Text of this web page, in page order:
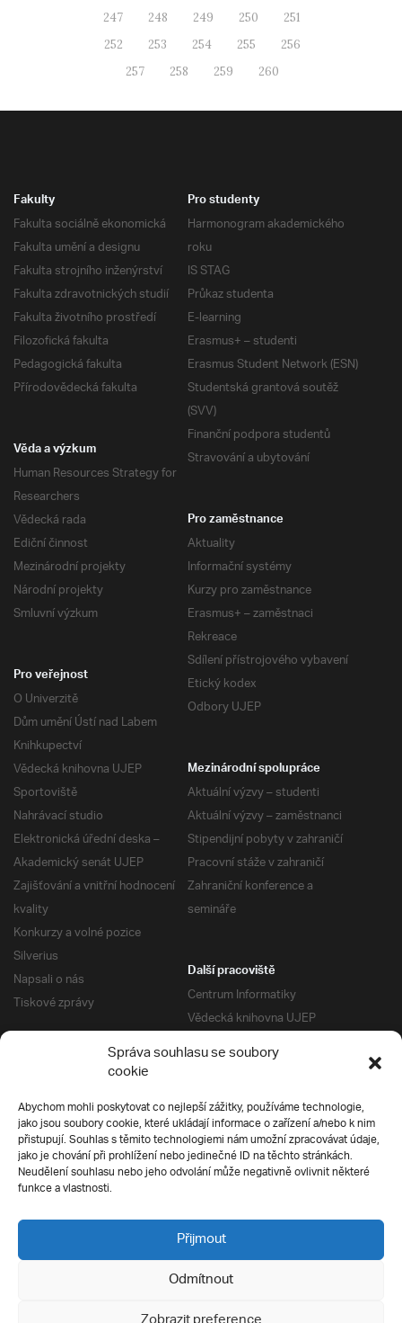
Správa souhlasu se soubory
cookie
Abychom mohli poskytovat co nejlepší zážitky, používáme technologie,
jako jsou soubory cookie, které ukládají informace o zařízení a/nebo k nim
přistupují. Souhlas s těmito technologiemi nám umožní zpracovávat údaje,
jako je chování při prohlížení nebo jedinečné ID na těchto stránkách.
Neudělení souhlasu nebo jeho odvolání může negativně ovlivnit některé
funkce a vlastnosti.
Přijmout
Odmítnout
247
248 249 250
251
252
253 254 255
256
257
258 259 260
Fakulty
Fakulta sociálně ekonomická
Fakulta umění a designu
Fakulta strojního inženýrství
Fakulta zdravotnických studií
Fakulta životního prostředí
Filozofická fakulta
Pedagogická fakulta
Přírodovědecká fakulta
Pro studenty
Harmonogram akademického
roku
IS STAG
Průkaz studenta
E-learning
Erasmus+ – studenti
Erasmus Student Network (ESN)
Studentská grantová soutěž
(SVV)
Finanční podpora studentů
Stravování a ubytování
Věda a výzkum
Human Resources Strategy for
Researchers
Vědecká rada
Ediční činnost
Mezinárodní projekty
Národní projekty
Smluvní výzkum
Pro zaměstnance
Aktuality
Informační systémy
Kurzy pro zaměstnance
Erasmus+ – zaměstnaci
Rekreace
Sdílení přístrojového vybavení
Etický kodex
Odbory UJEP
Pro veřejnost
O Univerzitě
Dům umění Ústí nad Labem
Knihkupectví
Vědecká knihovna UJEP
Sportoviště
Nahrávací studio
Elektronická úřední deska –
Akademický senát UJEP
Zajišťování a vnitřní hodnocení
kvality
Konkurzy a volné pozice
Silverius
Napsali o nás
Tiskové zprávy
Mezinárodní spolupráce
Aktuální výzvy – studenti
Aktuální výzvy – zaměstnanci
Stipendijní pobyty v zahraničí
Pracovní stáže v zahraničí
Zahraniční konference a
semináře
Další pracoviště
Centrum Informatiky
Vědecká knihovna UJEP
Správa kolejí a menz
Univerzitní centrum podpory
Silverius
Pro uchazeče
Přijímací řízení
E-prihlaska
Přípravné kurzy
Ochrana soukromí
Všechna práva vyhrazena